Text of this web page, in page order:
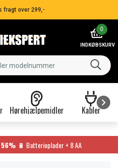
over 299,-
0
INDKØBSKURV
Hørehjælpemidler Kabler
🔋 Batterioplader + 8 AA